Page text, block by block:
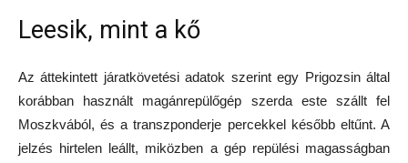
Leesik, mint a kő
Az áttekintett járatkövetési adatok szerint egy Prigozsin által
korábban használt magánrepülőgép szerda este szállt fel
Moszkvából, és a transzponderje percekkel később eltűnt. A
jelzés hirtelen leállt, miközben a gép repülési magasságban